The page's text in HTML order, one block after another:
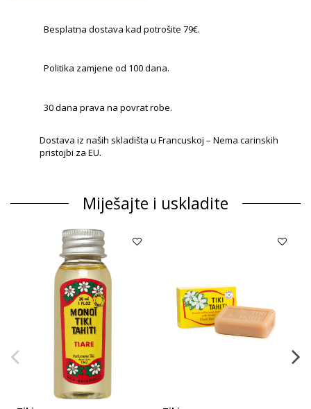
Besplatna dostava kad potrošite 79€.
Politika zamjene od 100 dana.
30 dana prava na povrat robe.
Dostava iz naših skladišta u Francuskoj – Nema carinskih
pristojbi za EU.
Miješajte i uskladite